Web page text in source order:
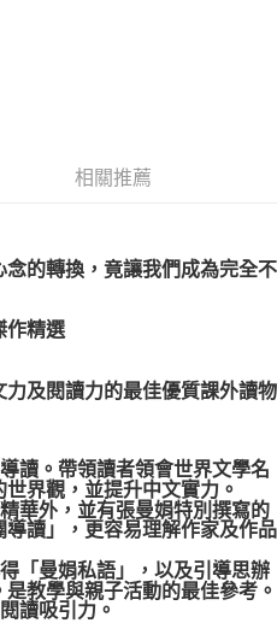
)免運費
相關推薦
的轉換，竟讓我們成為完全不
作精選
及閱讀力的最佳優質課外讀物
讀。帶領讀者領會世界文學名
界觀，並提升中文實力。
華外，並有張曼娟特別撰寫的
導讀」，更容易理解作家及作品
「曼娟私語」，以及引導思辦
教學與親子活動的最佳參考。
讀吸引力。